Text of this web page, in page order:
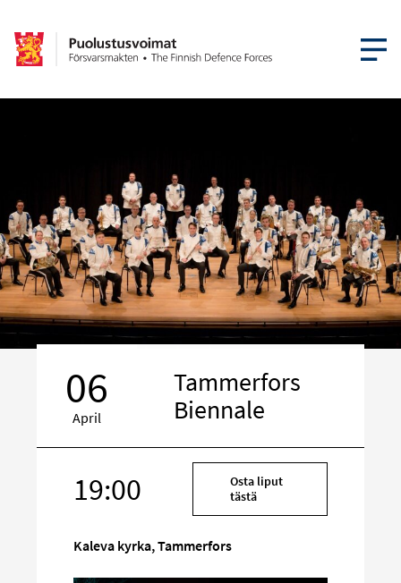
ÖPPNA
06
April
Tammerfors
Biennale
19:00
Osta liput
tästä
Kaleva kyrka, Tammerfors